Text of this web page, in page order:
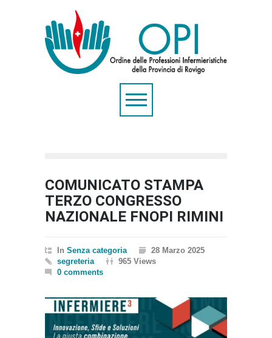
COMUNICATO STAMPA
TERZO CONGRESSO
NAZIONALE FNOPI RIMINI
In Senza categoria
28 Marzo 2025
segreteria
965 Views
0 comments